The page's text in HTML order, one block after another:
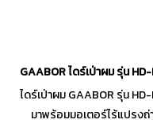
GAABOR ไดร์เป่าผม รุ่น
ไดร์เป่าผม GAABOR รุ่น
มาพร้อมมอเตอร์ไร้แปรงถ่